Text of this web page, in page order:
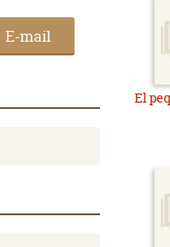
E-mail
El